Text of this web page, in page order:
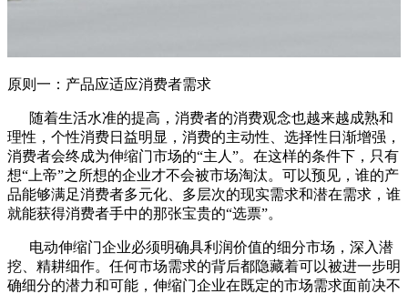
原则一：产品应适应消费者需求
随着生活水准的提高，消费者的消费观念也越来越成熟和
理性，个性消费日益明显，消费的主动性、选择性日渐增强，
消费者会终成为伸缩门市场的“主人”。在这样的条件下，只有
想“上帝”之所想的企业才不会被市场淘汰。可以预见，谁的产
品能够满足消费者多元化、多层次的现实需求和潜在需求，谁
就能获得消费者手中的那张宝贵的“选票”。
电动伸缩门企业必须明确具利润价值的细分市场，深入潜
挖、精耕细作。任何市场需求的背后都隐藏着可以被进一步明
确细分的潜力和可能，伸缩门企业在既定的市场需求面前决不